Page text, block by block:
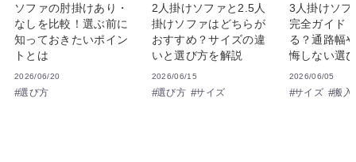
ソファの肘掛けあり・
なしを比較！選ぶ前に
知っておきたいポイン
トとは
2026/06/20
選び方
2人掛けソファと2.5人
掛けソファはどちらが
おすすめ？サイズの違
いと選び方を解説
2026/06/15
選び方 サイズ
3人掛けソフ
完全ガイド
る？通路幅
悔しない選
2026/06/05
サイズ 搬入